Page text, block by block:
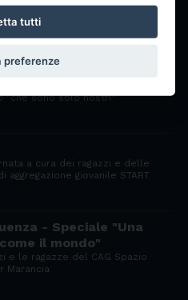
"che sono solo nostri"
a cura dei ragazzi e delle
aggregazione giovanile START
- Speciale "Una
il mondo"
e le ragazze del CAG Spazio
Marancia
tutti
preferenze